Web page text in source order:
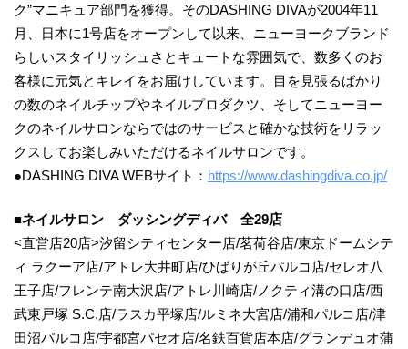
ク”マニキュア部門を獲得。そのDASHING DIVAが2004年11
月、日本に1号店をオープンして以来、ニューヨークブランド
らしいスタイリッシュさとキュートな雰囲気で、数多くのお
客様に元気とキレイをお届けしています。目を見張るばかり
の数のネイルチップやネイルプロダクツ、そしてニューヨー
クのネイルサロンならではのサービスと確かな技術をリラッ
クスしてお楽しみいただけるネイルサロンです。
●DASHING DIVA WEBサイト： https://www.dashingdiva.co.jp/
■ネイルサロン ダッシングディバ 全29店
<直営店20店>汐留シティセンター店/茗荷谷店/東京ドームシテ
ィ ラクーア店/アトレ大井町店/ひばりが丘パルコ店/セレオ八
王子店/フレンテ南大沢店/アトレ川崎店/ノクティ溝の口店/西
武東戸塚 S.C.店/ラスカ平塚店/ルミネ大宮店/浦和パルコ店/津
田沼パルコ店/宇都宮パセオ店/名鉄百貨店本店/グランデュオ蒲